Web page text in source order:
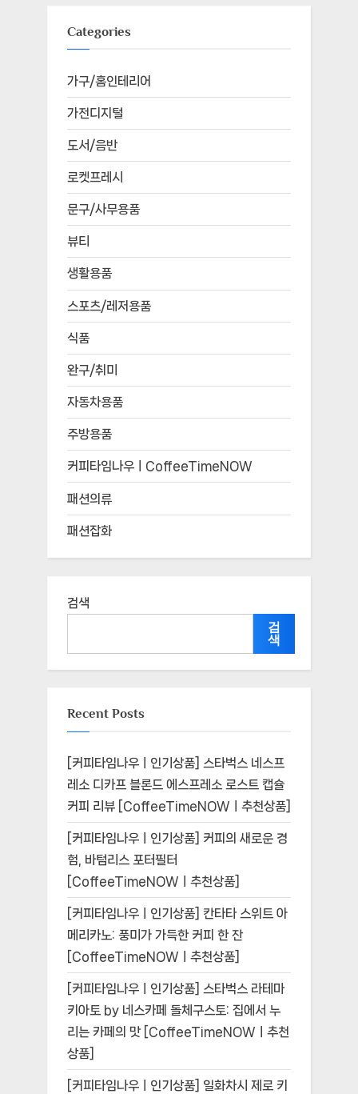
Categories
가구/홈인테리어
가전디지털
도서/음반
로켓프레시
문구/사무용품
뷰티
생활용품
스포츠/레저용품
식품
완구/취미
자동차용품
주방용품
커피타임나우ㅣCoffeeTimeNOW
패션의류
패션잡화
검색
검
색
Recent Posts
[커피타임나우ㅣ인기상품] 스타벅스 네스프
레소 디카프 블론드 에스프레소 로스트 캡슐
커피 리뷰 [CoffeeTimeNOWㅣ추천상품]
[커피타임나우ㅣ인기상품] 커피의 새로운 경
험, 바텀리스 포터필터
[CoffeeTimeNOWㅣ추천상품]
[커피타임나우ㅣ인기상품] 칸타타 스위트 아
메리카노: 풍미가 가득한 커피 한 잔
[CoffeeTimeNOWㅣ추천상품]
[커피타임나우ㅣ인기상품] 스타벅스 라테마
키아토 by 네스카페 돌체구스토: 집에서 누
리는 카페의 맛 [CoffeeTimeNOWㅣ추천
상품]
[커피타임나우ㅣ인기상품] 일화차시 제로 키